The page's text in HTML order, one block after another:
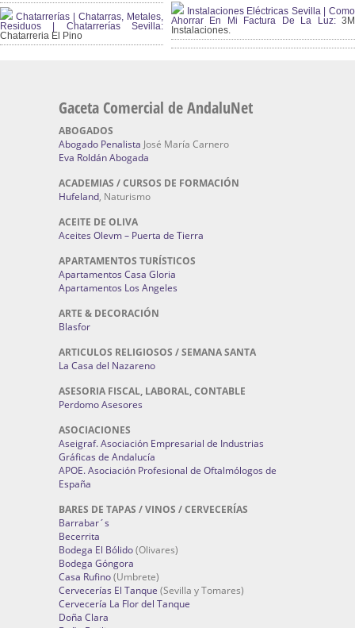
Chatarrerías | Chatarras, Metales,
Residuos | Chatarrerías Sevilla:
Chatarreria El Pino
Instalaciones Eléctricas Sevilla | Como
Ahorrar En Mi Factura De La Luz:3M
Instalaciones.
Gaceta Comercial de AndaluNet
ABOGADOS
Abogado Penalista José María Carnero
Eva Roldán Abogada
ACADEMIAS / CURSOS DE FORMACIÓN
Hufeland, Naturismo
ACEITE DE OLIVA
Aceites Olevm – Puerta de Tierra
APARTAMENTOS TURÍSTICOS
Apartamentos Casa Gloria
Apartamentos Los Angeles
ARTE & DECORACIÓN
Blasfor
ARTICULOS RELIGIOSOS / SEMANA SANTA
La Casa del Nazareno
ASESORIA FISCAL, LABORAL, CONTABLE
Perdomo Asesores
ASOCIACIONES
Aseigraf. Asociación Empresarial de Industrias
Gráficas de Andalucía
APOE. Asociación Profesional de Oftalmólogos de
España
BARES DE TAPAS / VINOS / CERVECERÍAS
Barrabar´s
Becerrita
Bodega El Bólido(Olivares)
Bodega Góngora
Casa Rufino(Umbrete)
Cervecerías El Tanque (Sevilla y Tomares)
Cervecería La Flor del Tanque
Doña Clara